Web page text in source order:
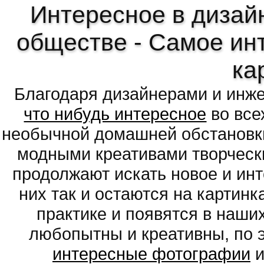
Интересное в
обществе - Самое
Благодаря дизайнерами и
что нибудь интересное во
необычной домашней
модными креативами
продолжают искать новое и
них так и остаются на
практике и появятся в
любопытны и креативны, по
интересные фотографии